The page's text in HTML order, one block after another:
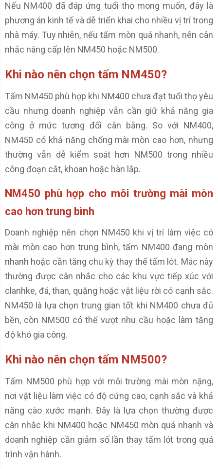
Nếu NM400 đã đáp ứng tuổi thọ mong muốn, đây là
phương án kinh tế và dễ triển khai cho nhiều vị trí trong
nhà máy. Tuy nhiên, nếu tấm mòn quá nhanh, nên cân
nhắc nâng cấp lên NM450 hoặc NM500.
Khi nào nên chọn tấm NM450?
Tấm NM450 phù hợp khi NM400 chưa đạt tuổi thọ yêu
cầu nhưng doanh nghiệp vẫn cần giữ khả năng gia
công ở mức tương đối cân bằng. So với NM400,
NM450 có khả năng chống mài mòn cao hơn, nhưng
thường vẫn dễ kiểm soát hơn NM500 trong nhiều
công đoạn cắt, khoan hoặc hàn lắp.
NM450 phù hợp cho môi trường mài mòn
cao hơn trung bình
Doanh nghiệp nên chọn NM450 khi vị trí làm việc có
mài mòn cao hơn trung bình, tấm NM400 đang mòn
nhanh hoặc cần tăng chu kỳ thay thế tấm lót. Mác này
thường được cân nhắc cho các khu vực tiếp xúc với
clanhke, đá, than, quặng hoặc vật liệu rời có cạnh sắc.
NM450 là lựa chọn trung gian tốt khi NM400 chưa đủ
bền, còn NM500 có thể vượt nhu cầu hoặc làm tăng
độ khó gia công.
Khi nào nên chọn tấm NM500?
Tấm NM500 phù hợp với môi trường mài mòn nặng,
nơi vật liệu làm việc có độ cứng cao, cạnh sắc và khả
năng cào xước mạnh. Đây là lựa chọn thường được
cân nhắc khi NM400 hoặc NM450 mòn quá nhanh và
doanh nghiệp cần giảm số lần thay tấm lót trong quá
trình vận hành.